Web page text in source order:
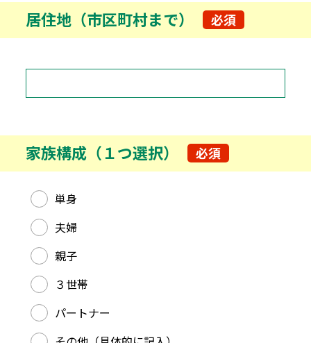
居住地（市区町村まで） 必須
家族構成（１つ選択） 必須
家族構成（１つ選択）
単身
夫婦
親子
３世帯
パートナー